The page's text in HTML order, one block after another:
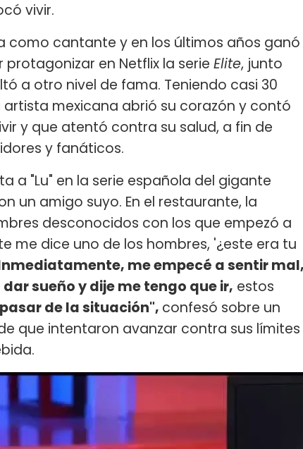
vivir.
como cantante y en los últimos años ganó
en Netflix la serie Elite, junto
a otro nivel de fama. Teniendo casi 30
artista mexicana abrió su corazón y contó
y que atentó contra su salud, a fin de
y fanáticos.
a "Lu" en la serie española del gigante
un amigo suyo. En el restaurante, la
desconocidos con los que empezó a
me dice uno de los hombres, '¿este era tu
me empecé a sentir
sueño y dije me tengo que ir, estos
de la situación", confesó sobre un
que intentaron avanzar contra sus límites